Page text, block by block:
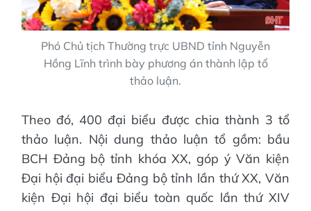
Phó Chủ tịch Thường trực UBND tỉnh Nguyễn
Hồng Lĩnh trình bày phương án thành lập tổ
thảo luận.
Theo đó, 400 đại biểu được chia thành 3 tổ
thảo luận. Nội dung thảo luận tổ gồm: bầu
BCH Đảng bộ tỉnh khóa XX, góp ý Văn kiện
Đại hội đại biểu Đảng bộ tỉnh lần thứ XX, Văn
kiện Đại hội đại biểu toàn quốc lần thứ XIV